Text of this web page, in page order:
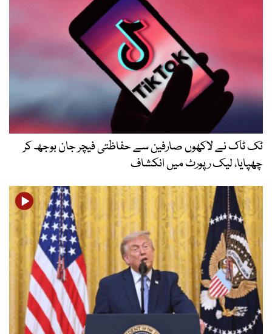
ٹک ٹاک نے لاکھوں صارفین سے حفاظتی فیچر جان بوجھ کر
چھپایا، لیک رپورٹ میں انکشاف